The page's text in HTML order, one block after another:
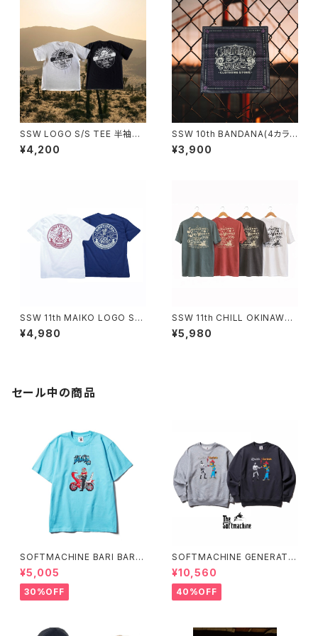
SSW LOGO S/S TEE 半袖T
シャツ
¥4,200
SSW 10th BANDANA(4カラ
ー) バンダナ
¥3,900
SSW 11th MAIKO LOGO S/S
T-SHIRT(WHITE,INDIGO)
¥4,980
SSW 11th CHILL OKINAWA
VINTAGE POCKET T-SHIRT
¥5,980
セール中の商品
SOFTMACHINE BARI BARI-
T (T-SHIRTS)
¥5,005
30%OFF
SOFTMACHINE GENERATI
ON SWEAT (CREW NECK S
WEAT)
¥10,560
40%OFF